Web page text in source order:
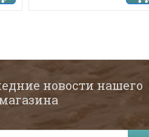
новости нашего